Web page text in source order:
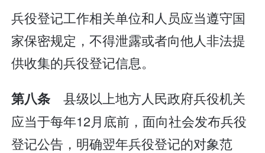
兵役登记工作相关单位和人员应当遵守国
家保密规定，不得泄露或者向他人非法提
供收集的兵役登记信息。
第八条县级以上地方人民政府兵役机关
应当于每年12月底前，面向社会发布兵役
登记公告，明确翌年兵役登记的对象范